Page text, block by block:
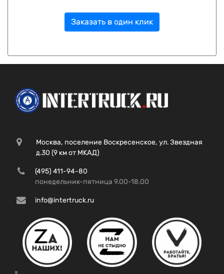
Заказать в один клик
Москва, поселение Воскресенское, ул. Звездная
д.30 (9 км от МКАД)
(495) 411-94-80
понедельник-пятница 9.00-18.00
info@intertruck.ru